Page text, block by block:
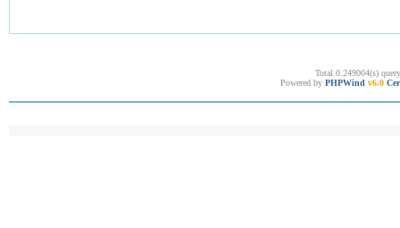
Total 0.249004(s)
Powered by PHPWind v6.0